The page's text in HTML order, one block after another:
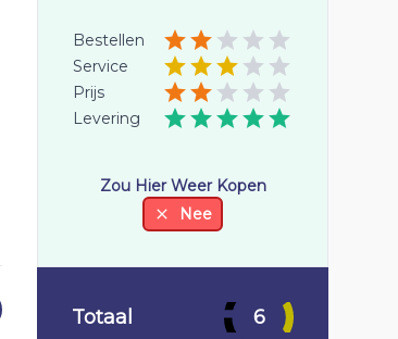
Bestellen
Service
Prijs
Levering
Zou Hier Weer Kopen
Nee
Totaal 6